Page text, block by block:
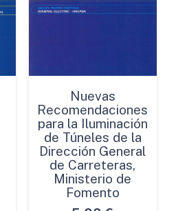
Nuevas
Recomendaciones
para la Iluminación
de Túneles de la
Dirección General
de Carreteras,
Ministerio de
Fomento